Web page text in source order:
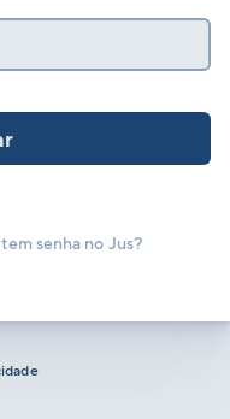
senha no Jus?